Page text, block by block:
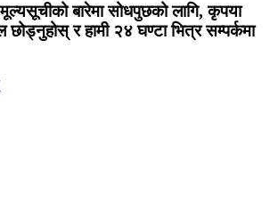
बारेमा सोधपुछको लागि, कृपया
छोड्नुहोस् र हामी २४ घण्टा भित्र सम्पर्कमा